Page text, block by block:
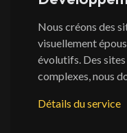
Nous créons des
visuellement
évolutifs. Des
complexes, nous
Détails du service